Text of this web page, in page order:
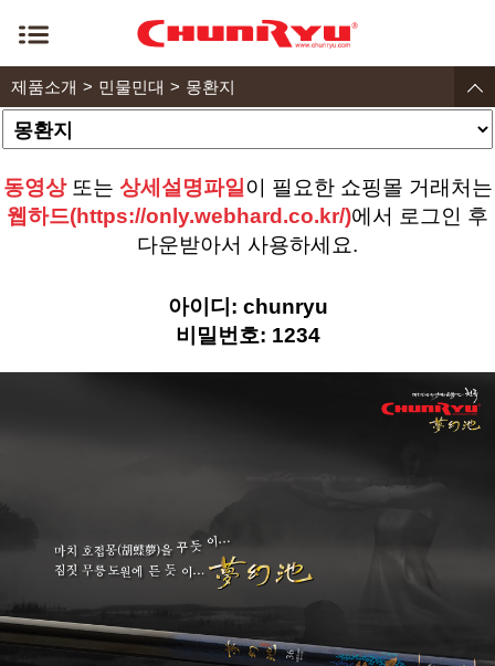
제품소개 민물민대 몽환지
동영상또는 상세설명파일 이 필요한 쇼핑몰 거래처는
웹하드(https://only.webhard.co.kr/)에서 로그인 후
다운받아서 사용하세요.
아이디: chunryu
비밀번호: 1234